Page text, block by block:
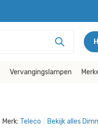
Vervangingslampen
Merk: Teleco Bekijk alles